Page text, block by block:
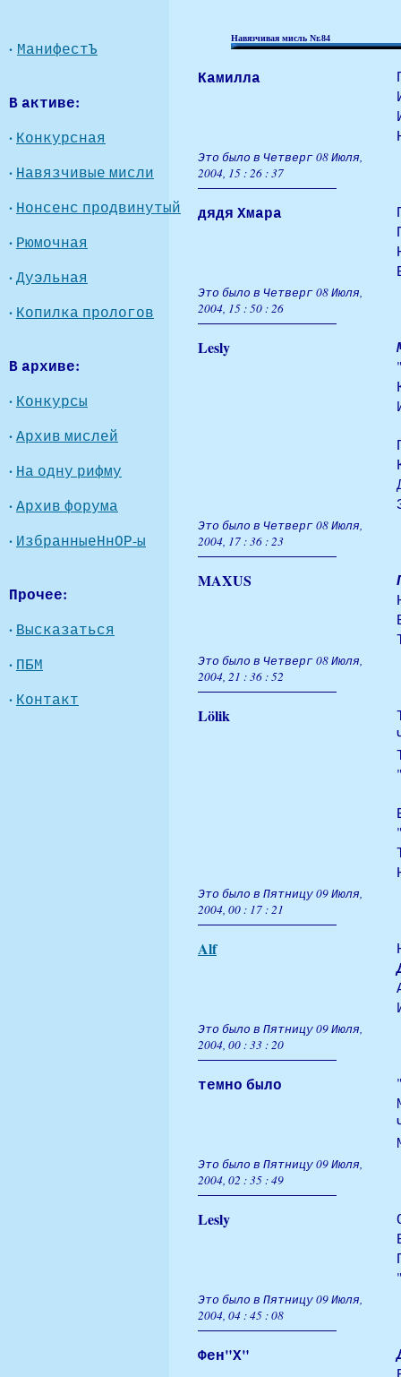
· МанифестЪ
В активе:
· Конкурсная
· Навязчивые мисли
· Нонсенс продвинутый
· Рюмочная
·Дуэльная
· Копилка прологов
В архиве:
· Конкурсы
·Архив мислей
· На одну рифму
·Архив форума
· ИзбранныеНнОР-ы
Прочее:
· Высказаться
· ПБМ
· Контакт
Навязчивая мисль Nr.84
Камилла
Это было в Четверг 08 Июля,
2004, 15 : 26 : 37
дядя Хмара
Это было в Четверг 08 Июля,
2004, 15 : 50 : 26
Lesly
Это было в Четверг 08 Июля,
2004, 17 : 36 : 23
MAXUS
Это было в Четверг 08 Июля,
2004, 21 : 36 : 52
Lölik
Это было в Пятницу 09 Июля,
2004, 00 : 17 : 21
Alf
Это было в Пятницу 09 Июля,
2004, 00 : 33 : 20
темно было
Это было в Пятницу 09 Июля,
2004, 02 : 35 : 49
Lesly
Это было в Пятницу 09 Июля,
2004, 04 : 45 : 08
Фен"Х"